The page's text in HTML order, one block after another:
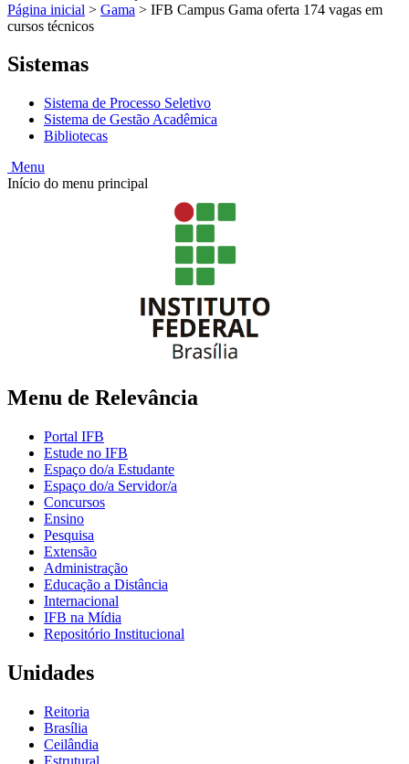
Página inicial > Gama > IFB Campus Gama oferta 174 vagas em
cursos técnicos
Sistemas
Sistema de Processo Seletivo
Sistema de Gestão Acadêmica
Bibliotecas
Menu
Início do menu principal
Menu de Relevância
Portal IFB
Estude no IFB
Espaço do/a Estudante
Espaço do/a Servidor/a
Concursos
Ensino
Pesquisa
Extensão
Administração
Educação a Distância
Internacional
IFB na Mídia
Repositório Institucional
Unidades
Reitoria
Brasília
Ceilândia
Estrutural